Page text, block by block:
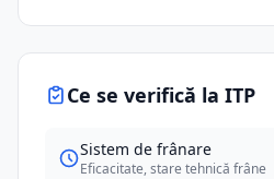
Ce se verifică la ITP
Sistem de frânare
Eficacitate, stare tehnică frâne